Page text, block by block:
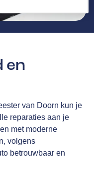
en
van Doorn kun je
reparaties aan je
met moderne
volgens
betrouwbaar en